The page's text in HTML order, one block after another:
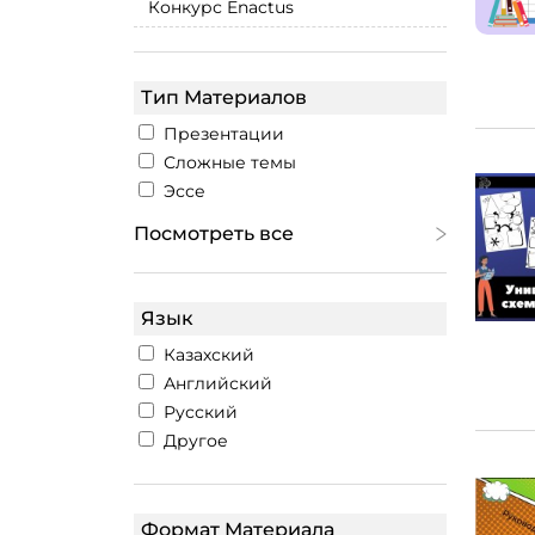
Конкурс Enactus
Тип Материалов
Презентации
Сложные темы
Эссе
Посмотреть все
Язык
Казахский
Английский
Русский
Другое
Формат Материала